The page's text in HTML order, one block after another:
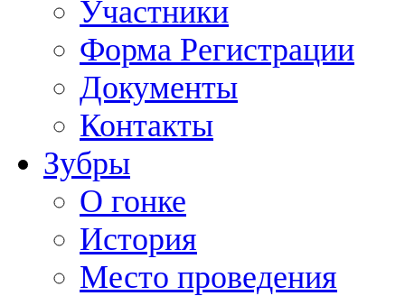
Участники
Форма Регистрации
Документы
Контакты
Зубры
О гонке
История
Место проведения